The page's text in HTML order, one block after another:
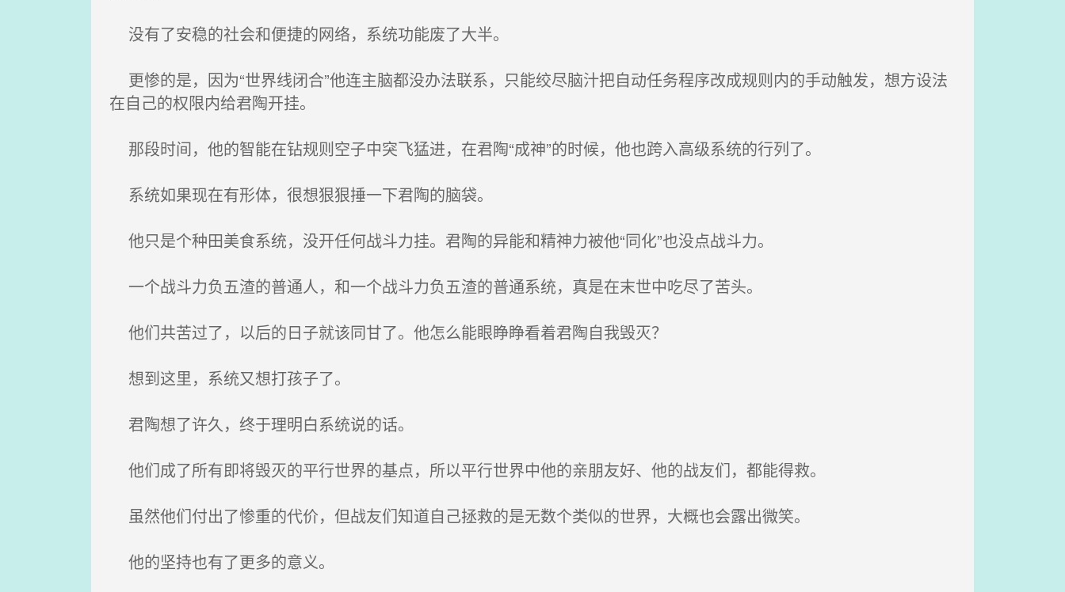
没有了安稳的社会和便捷的网络，系统功能废了大半。
更惨的是，因为“世界线闭合”他连主脑都没办法联系，只能绞尽脑汁把自动任务程序改成规则内的手动触发，想方设法
在自己的权限内给君陶开挂。
那段时间，他的智能在钻规则空子中突飞猛进，在君陶“成神”的时候，他也跨入高级系统的行列了。
系统如果现在有形体，很想狠狠捶一下君陶的脑袋。
他只是个种田美食系统，没开任何战斗力挂。君陶的异能和精神力被他“同化”也没点战斗力。
一个战斗力负五渣的普通人，和一个战斗力负五渣的普通系统，真是在末世中吃尽了苦头。
他们共苦过了，以后的日子就该同甘了。他怎么能眼睁睁看着君陶自我毁灭？
想到这里，系统又想打孩子了。
君陶想了许久，终于理明白系统说的话。
他们成了所有即将毁灭的平行世界的基点，所以平行世界中他的亲朋友好、他的战友们，都能得救。
虽然他们付出了惨重的代价，但战友们知道自己拯救的是无数个类似的世界，大概也会露出微笑。
他的坚持也有了更多的意义。